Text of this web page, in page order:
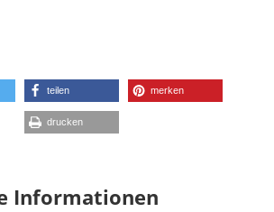
teilen merken
drucken
Informationen